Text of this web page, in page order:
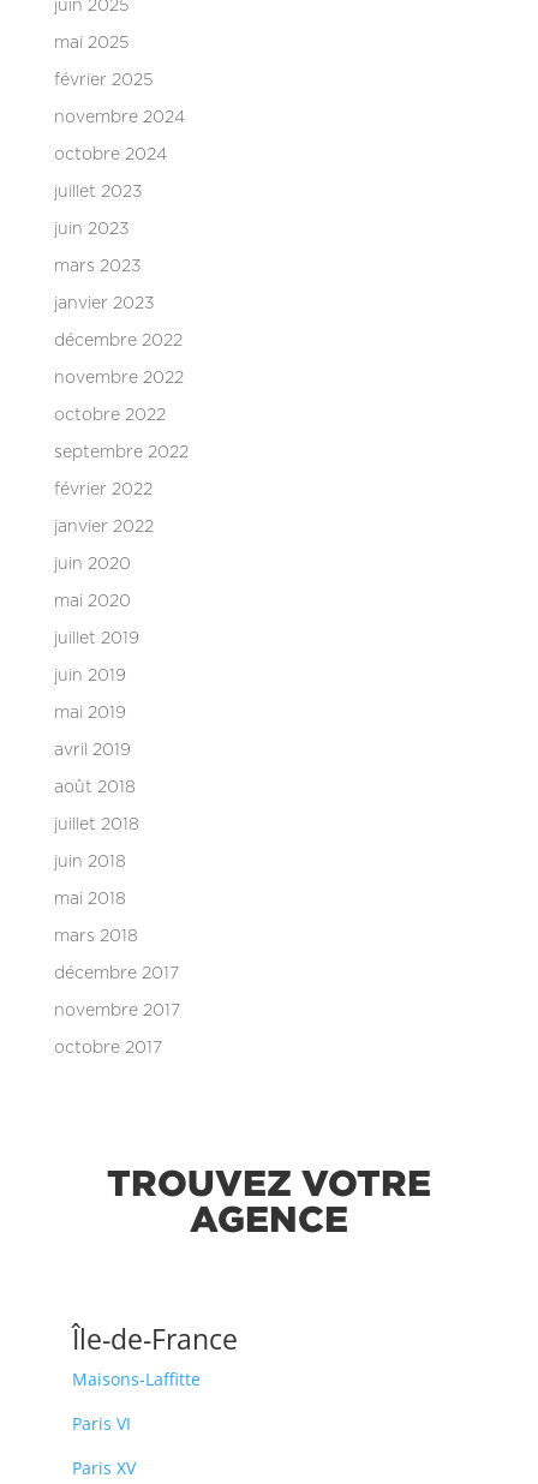
juin 2025
mai 2025
février 2025
novembre 2024
octobre 2024
juillet 2023
juin 2023
mars 2023
janvier 2023
décembre 2022
novembre 2022
octobre 2022
septembre 2022
février 2022
janvier 2022
juin 2020
mai 2020
juillet 2019
juin 2019
mai 2019
avril 2019
août 2018
juillet 2018
juin 2018
mai 2018
mars 2018
décembre 2017
novembre 2017
octobre 2017
TROUVEZ VOTRE
AGENCE
Île-de-France
Maisons-Laffitte
Paris VI
Paris XV